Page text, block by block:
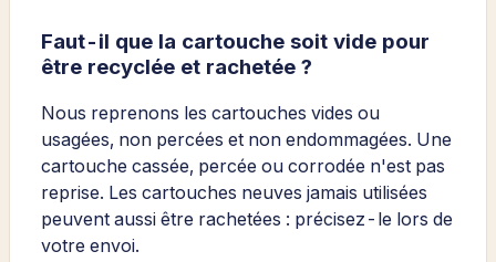
Faut-il que la cartouche soit vide pour
être recyclée et rachetée ?
Nous reprenons les cartouches vides ou
usagées, non percées et non endommagées. Une
cartouche cassée, percée ou corrodée n'est pas
reprise. Les cartouches neuves jamais utilisées
peuvent aussi être rachetées : précisez-le lors de
votre envoi.